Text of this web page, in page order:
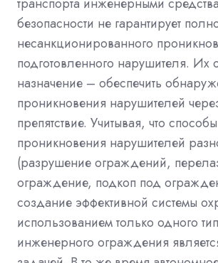
безопасности не гарантирует
несанкционированного
подготовленного нарушителя. Их
назначение – обеспечить
проникновения нарушителей
препятствие. Учитывая, что способы
проникновения нарушителей
(разрушение ограждений,
ограждение, подкоп под
создание эффективной системы
использованием только одного
инженерного ограждения